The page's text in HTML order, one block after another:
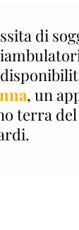
di
, un
terra